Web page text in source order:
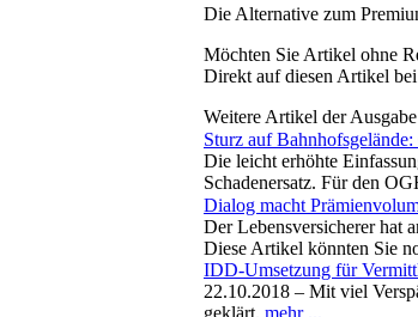
Die Alternative zum
Möchten Sie Artikel ohne
Direkt auf diesen Artikel
Weitere Artikel der
Sturz auf
Die leicht erhöhte
Schadenersatz. Für den
Dialog macht
Der Lebensversicherer hat
Diese Artikel könnten Sie
IDD-Umsetzung für
22.10.2018 – Mit viel
geklärt. mehr ...